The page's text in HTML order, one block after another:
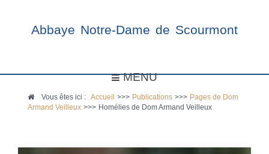
Abbaye Notre-Dame de Scourmont
MENU
Vous êtes ici :Accueil >>> Publications >>> Pages de Dom
Armand Veilleux >>> Homélies de Dom Armand Veilleux